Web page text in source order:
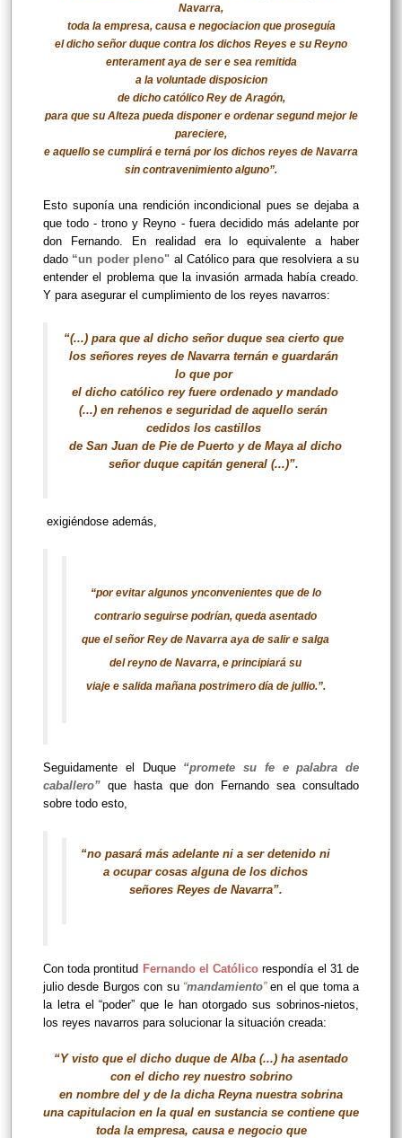
Navarra,
toda la empresa, causa e negociacion que proseguía
el dicho señor duque contra los dichos Reyes e su Reyno
enterament aya de ser e sea remitida
a la voluntade disposicion
de dicho católico Rey de Aragón,
para que su Alteza pueda disponer e ordenar segund mejor le
pareciere,
e aquello se cumplirá e terná por los dichos reyes de Navarra
sin contravenimiento alguno”.
Esto suponía una rendición incondicional pues se dejaba a
que todo - trono y Reyno - fuera decidido más adelante por
don Fernando. En realidad era lo equivalente a haber
dado “un poder pleno" al Católico para que resolviera a su
entender el problema que la invasión armada había creado.
Y para asegurar el cumplimiento de los reyes navarros:
“(...) para que al dicho señor duque sea cierto que
los señores reyes de Navarra ternán e guardarán
lo que por
el dicho católico rey fuere ordenado y mandado
(...) en rehenos e seguridad de aquello serán
cedidos los castillos
de San Juan de Pie de Puerto y de Maya al dicho
señor duque capitán general (...)”.
exigiéndose además,
“por evitar algunos ynconvenientes que de lo
contrario seguirse podrían, queda asentado
que el señor Rey de Navarra aya de salir e salga
del reyno de Navarra, e principiará su
viaje e salida mañana postrimero día de jullio.”.
Seguidamente el Duque “promete su fe e palabra de
caballero” que hasta que don Fernando sea consultado
sobre todo esto,
“no pasará más adelante ni a ser detenido ni
a ocupar cosas alguna de los dichos
señores Reyes de Navarra”.
Con toda prontitud Fernando el Católico respondía el 31 de
julio desde Burgos con su “mandamiento”en el que toma a
la letra el “poder” que le han otorgado sus sobrinos-nietos,
los reyes navarros para solucionar la situación creada:
“Y visto que el dicho duque de Alba (...) ha asentado
con el dicho rey nuestro sobrino
en nombre del y de la dicha Reyna nuestra sobrina
una capitulacion en la qual en sustancia se contiene que
toda la empresa, causa e negocio que